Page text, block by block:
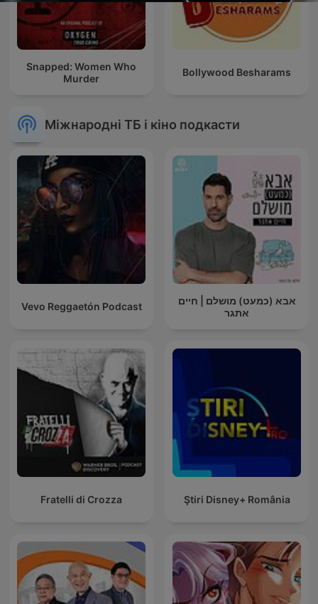
Snapped: Women Who
Murder
Bollywood Besharams
Міжнародні ТБ і кіно подкасти
Vevo Reggaetón Podcast
אבא (כמעט) מושלם | חיים
אתגר
Fratelli di Crozza Ştiri Disney+ România